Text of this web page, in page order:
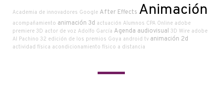
Academia de innovadores Google After Effects Animación
acompañamiento animación 3d actuación Alumnos CPA Online adobe
premiere 3D actor de voz Adolfo García Agenda audiovisual 3D Wire adobe
Al Pachino 32 edición de los premios Goya android tv animación 2d
actividad física acondicionamiento físico a distancia